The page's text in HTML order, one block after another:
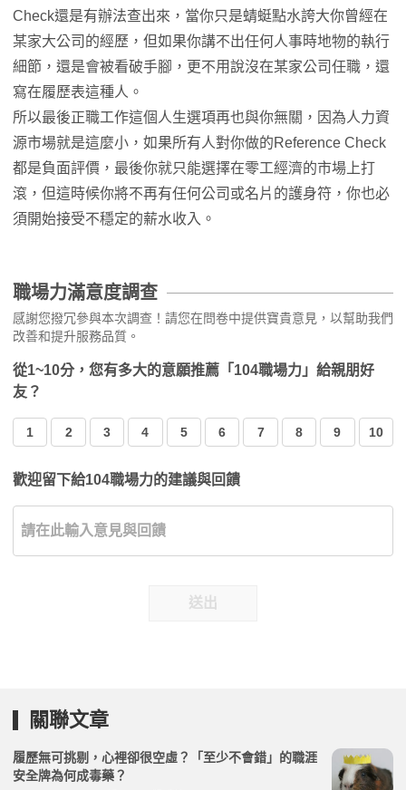
Check還是有辦法查出來，當你只是蜻蜓點水誇大你曾經在
某家大公司的經歷，但如果你講不出任何人事時地物的執行
細節，還是會被看破手腳，更不用說沒在某家公司任職，還
寫在履歷表這種人。
所以最後正職工作這個人生選項再也與你無關，因為人力資
源市場就是這麼小，如果所有人對你做的Reference Check
都是負面評價，最後你就只能選擇在零工經濟的市場上打
滾，但這時候你將不再有任何公司或名片的護身符，你也必
須開始接受不穩定的薪水收入。
職場力滿意度調查
感謝您撥冗參與本次調查！請您在問卷中提供寶貴意見，以幫助我們
改善和提升服務品質。
從1~10分，您有多大的意願推薦「104職場力」給親朋好
友？
1 2 3 4 5 6 7 8 9 10
歡迎留下給104職場力的建議與回饋
送出
關聯文章
履歷無可挑剔，心裡卻很空虛？「至少不會錯」的職涯
安全牌為何成毒藥？